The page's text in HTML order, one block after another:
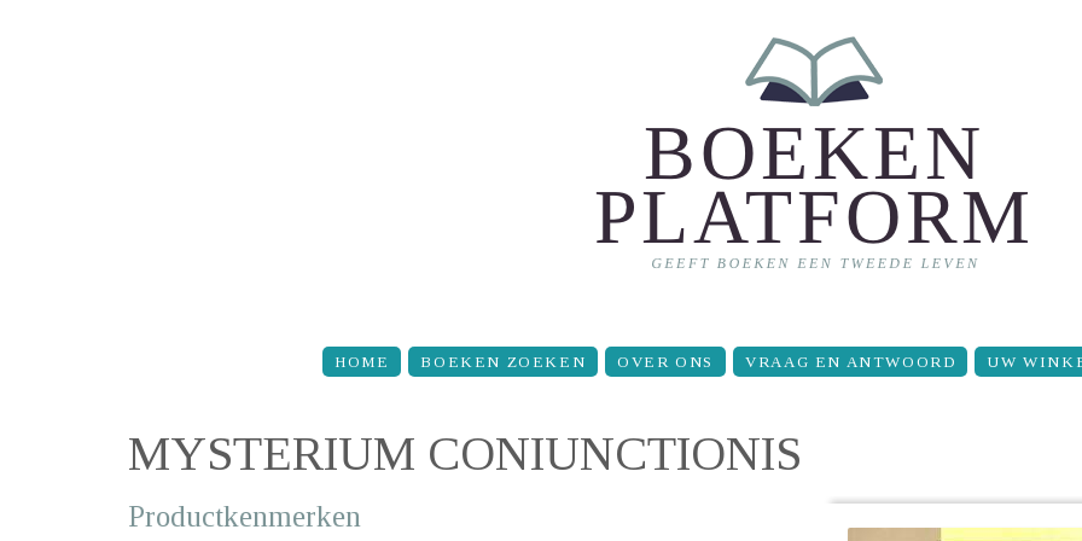
HOME BOEKEN ZOEKEN OVER ONS VRAAG EN ANTWOORD UW
MYSTERIUM CONIUNCTIONIS
Productkenmerken